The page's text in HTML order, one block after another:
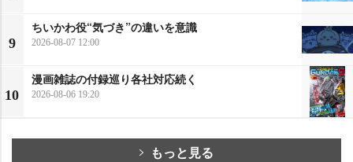
9
ちいかわ役“気づき”の違いを意識
2026-08-07 12:00
10
漫画雑誌の付録巡り各社対応続く
2026-08-06 19:20
もっと見る